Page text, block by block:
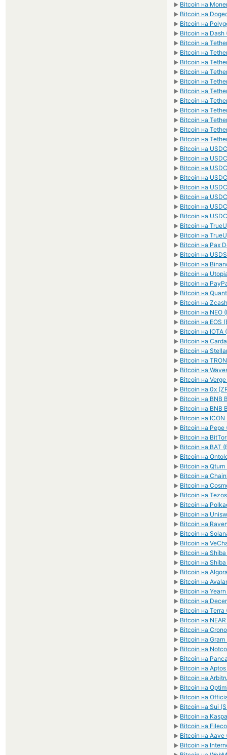
► Bitcoin на
► Bitcoin на
► Bitcoin на
► Bitcoin на Dash
► Bitcoin на
► Bitcoin на
► Bitcoin на
► Bitcoin на
► Bitcoin на
► Bitcoin на
► Bitcoin на
► Bitcoin на
► Bitcoin на
► Bitcoin на
► Bitcoin на
► Bitcoin на
► Bitcoin на
► Bitcoin на
► Bitcoin на
► Bitcoin на
► Bitcoin на
► Bitcoin на
► Bitcoin на
► Bitcoin на
► Bitcoin на
► Bitcoin на Pax
► Bitcoin на
► Bitcoin на
► Bitcoin на
► Bitcoin на
► Bitcoin на
► Bitcoin на
► Bitcoin на NEO
► Bitcoin на EOS
► Bitcoin на IOTA
► Bitcoin на
► Bitcoin на
► Bitcoin на
► Bitcoin на
► Bitcoin на Verge
► Bitcoin на 0x
► Bitcoin на BNB
► Bitcoin на BNB
► Bitcoin на ICON
► Bitcoin на Pepe
► Bitcoin на
► Bitcoin на BAT
► Bitcoin на
► Bitcoin на Qtum
► Bitcoin на
► Bitcoin на
► Bitcoin на
► Bitcoin на
► Bitcoin на
► Bitcoin на
► Bitcoin на
► Bitcoin на
► Bitcoin на
► Bitcoin на
► Bitcoin на
► Bitcoin на
► Bitcoin на
► Bitcoin на
► Bitcoin на Terra
► Bitcoin на
► Bitcoin на
► Bitcoin на Gram
► Bitcoin на
► Bitcoin на
► Bitcoin на
► Bitcoin на
► Bitcoin на
► Bitcoin на
► Bitcoin на Sui
► Bitcoin на
► Bitcoin на
► Bitcoin на Aave
► Bitcoin на